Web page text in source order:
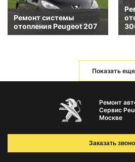
Ремонт системы
отопления Peugeot 207
Показать еще
Ремонт
Сервис
Москве
Заказать